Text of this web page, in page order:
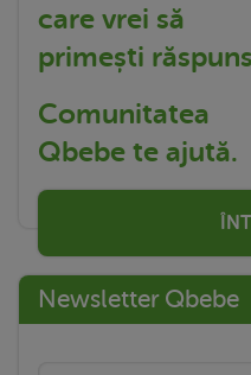
care vrei să
primești
Comunitatea
Qbebe te ajută.
Newsletter Qbebe